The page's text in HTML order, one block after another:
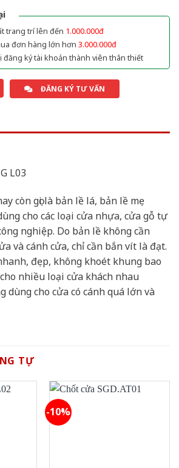
trang trí lên đến 1.000.000đ
đơn hàng lớn hơn 3.000.000đ
đăng ký tài khoản thành viên thân thiết
ĐĂNG KÝ TƯ VẤN
L03
còn gọi là bản lề lá, bản lề mẹ
cho các loại cửa nhựa, cửa gỗ tự
nghiệp. Do bản lề không cần
và cánh cửa, chỉ cần bắn vít là đạt.
đẹp, không khoét khung bao
nhiều loại cửa khách nhau
dùng cho cửa có cánh quá lớn và
TỰ
-10%